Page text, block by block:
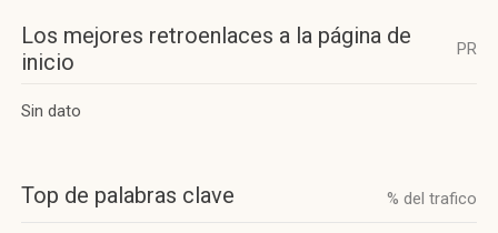
Los mejores retroenlaces a la página de
inicio
PR
Sin dato
Top de palabras clave % del trafico